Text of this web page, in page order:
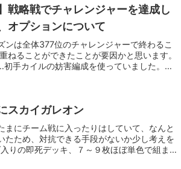
戦略戦でチャレンジャーを達成し
オプションについて
は全体377位のチャレンジャーで終わるこ
ることができたことが要因かと思います。
手カイルの妨害編成を使っていました。コ
スカイガレオン
にチーム戦に入ったりはしていて、なんと
たため、対抗できる手段がないか少し考えを
りの即死デッキ、７～９枚ほぼ単色で組まれ